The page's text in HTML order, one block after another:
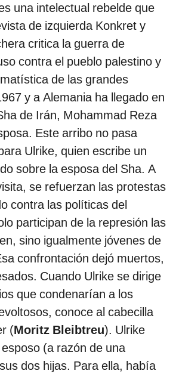
una intelectual rebelde que
de izquierda Konkret y
critica la guerra de
contra el pueblo palestino y
de las grandes
y a Alemania ha llegado en
de Irán, Mohammad Reza
Este arribo no pasa
Ulrike, quien escribe un
sobre la esposa del Sha. A
se refuerzan las protestas
contra las políticas del
participan de la represión las
sino igualmente jóvenes de
confrontación dejó muertos,
Cuando Ulrike se dirige
que condenarían a los
conoce al cabecilla
(Moritz Bleibtreu). Ulrike
(a razón de una
dos hijas. Para ella, había